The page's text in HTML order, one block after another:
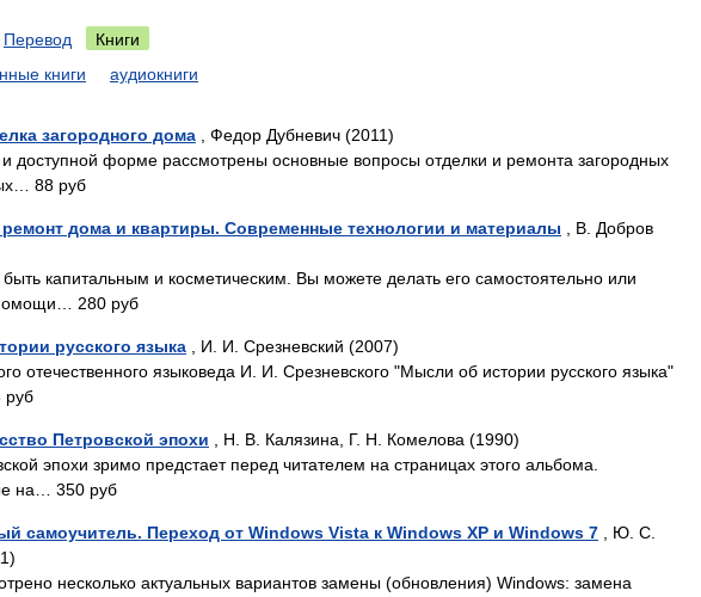
Перевод
Книги
книги аудиокниги
загородного дома , Федор Дубневич (2011)
доступной форме рассмотрены основные вопросы отделки и ремонта загородных
88 руб
дома и квартиры. Современные технологии и материалы , В. Добров
капитальным и косметическим. Вы можете делать его самостоятельно или
280 руб
русского языка , И. И. Срезневский (2007)
отечественного языковеда И. И. Срезневского "Мысли об истории русского языка"
руб
Петровской эпохи , Н. В. Калязина, Г. Н. Комелова (1990)
эпохи зримо предстает перед читателем на страницах этого альбома.
на… 350 руб
самоучитель. Переход от Windows Vista к Windows XP и Windows 7 , Ю. С.
несколько актуальных вариантов замены (обновления) Windows: замена